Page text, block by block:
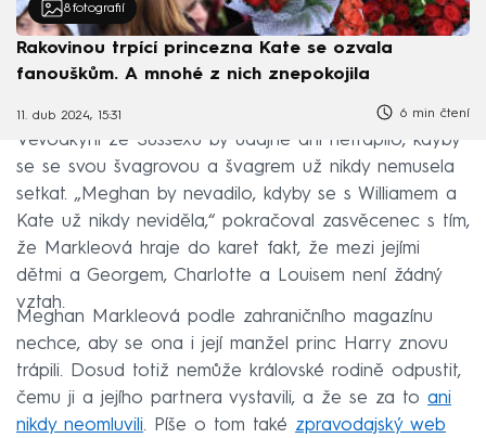
8 fotografií
Rakovinou trpící princezna Kate se ozvala
fanouškům. A mnohé z nich znepokojila
11. dub 2024, 15:31 6 min čtení
Vévodkyni ze Sussexu by údajně ani netrápilo, kdyby
se se svou švagrovou a švagrem už nikdy nemusela
setkat. „Meghan by nevadilo, kdyby se s Williamem a
Kate už nikdy neviděla,“ pokračoval zasvěcenec s tím,
že Markleová hraje do karet fakt, že mezi jejími
dětmi a Georgem, Charlotte a Louisem není žádný
vztah.
Meghan Markleová podle zahraničního magazínu
nechce, aby se ona i její manžel princ Harry znovu
trápili. Dosud totiž nemůže královské rodině odpustit,
čemu ji a jejího partnera vystavili, a že se za to ani
nikdy neomluvili. Píše o tom také zpravodajský web